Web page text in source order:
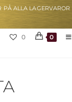
PÅ ALLA LAGERVAROR
0 0